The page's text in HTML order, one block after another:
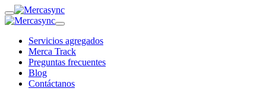
Servicios agregados
Merca Track
Preguntas frecuentes
Blog
Contáctanos